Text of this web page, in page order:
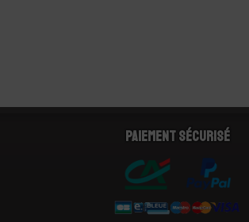
Paiement sécurisé